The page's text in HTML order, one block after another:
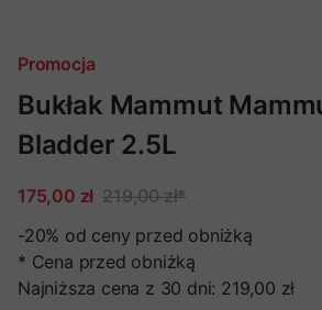
Promocja
Bukłak Mammut
Bladder 2.5L
175,00 zł 219,00 zł*
-20% od ceny przed obniżką
* Cena przed obniżką
Najniższa cena z 30 dni: 219,00 zł